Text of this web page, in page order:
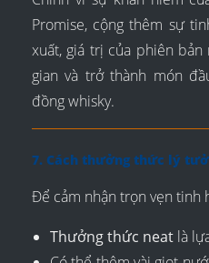
Promise, cộng thêm sự
xuất, giá trị của phiên
gian và trở thành món
đồng whisky.
7. Cách thưởng thức lý
Để cảm nhận trọn vẹn tinh
Thưởng thức neat là